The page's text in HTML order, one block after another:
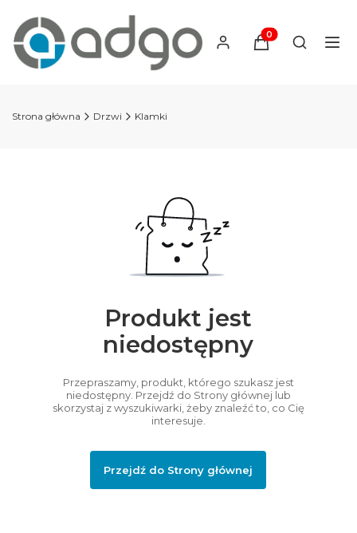
Produkty w
Otwórz
Strona główna Drzwi Klamki
Produkt jest
niedostępny
Przepraszamy, produkt, którego szukasz jest
niedostępny. Przejdź do Strony głównej lub
skorzystaj z wyszukiwarki, żeby znaleźć to, co Cię
interesuje.
Przejdź do Strony głównej